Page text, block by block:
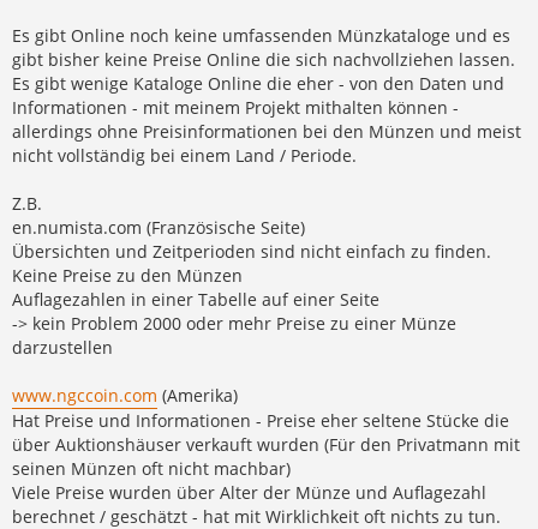
Es gibt Online noch keine umfassenden Münzkataloge und es
gibt bisher keine Preise Online die sich nachvollziehen lassen.
Es gibt wenige Kataloge Online die eher - von den Daten und
Informationen - mit meinem Projekt mithalten können -
allerdings ohne Preisinformationen bei den Münzen und meist
nicht vollständig bei einem Land / Periode.
Z.B.
en.numista.com (Französische Seite)
Übersichten und Zeitperioden sind nicht einfach zu finden.
Keine Preise zu den Münzen
Auflagezahlen in einer Tabelle auf einer Seite
-> kein Problem 2000 oder mehr Preise zu einer Münze
darzustellen
www.ngccoin.com (Amerika)
Hat Preise und Informationen - Preise eher seltene Stücke die
über Auktionshäuser verkauft wurden (Für den Privatmann mit
seinen Münzen oft nicht machbar)
Viele Preise wurden über Alter der Münze und Auflagezahl
berechnet / geschätzt - hat mit Wirklichkeit oft nichts zu tun.